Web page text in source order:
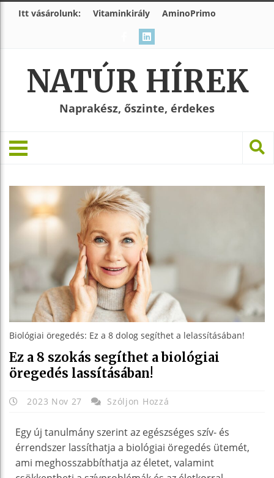
Itt vásárolunk: Vitaminkirály AminoPrimo
NATÚR HÍREK
Naprakész, őszinte, érdekes
Biológiai öregedés: Ez a 8 dolog segíthet a lelassításában!
Ez a 8 szokás segíthet a biológiai
öregedés lassításában!
2023 Nov 27 Szóljon Hozzá
Egy új tanulmány szerint az egészséges szív- és
érrendszer lassíthatja a biológiai öregedés ütemét,
ami meghosszabbíthatja az életet, valamint